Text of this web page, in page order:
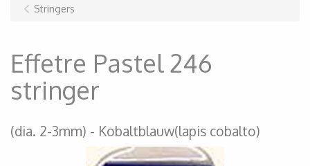
Stringers
Effetre Pastel 246
stringer
(dia. 2-3mm) Kobaltblauw(lapis cobalto)